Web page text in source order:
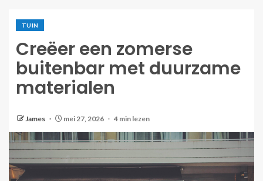
TUIN
Creëer een zomerse
buitenbar met duurzame
materialen
James mei 27, 2026 4 min lezen